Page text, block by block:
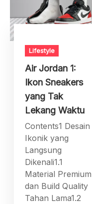
Lifestyle
Air Jordan 1:
Ikon Sneakers
yang Tak
Lekang Waktu
Contents1 Desain
Ikonik yang
Langsung
Dikenali1.1
Material Premium
dan Build Quality
Tahan Lama1.2